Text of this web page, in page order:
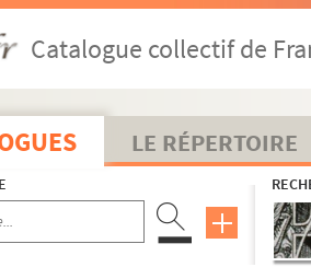
Catalogue collectif de
LE RÉPERTOIRE